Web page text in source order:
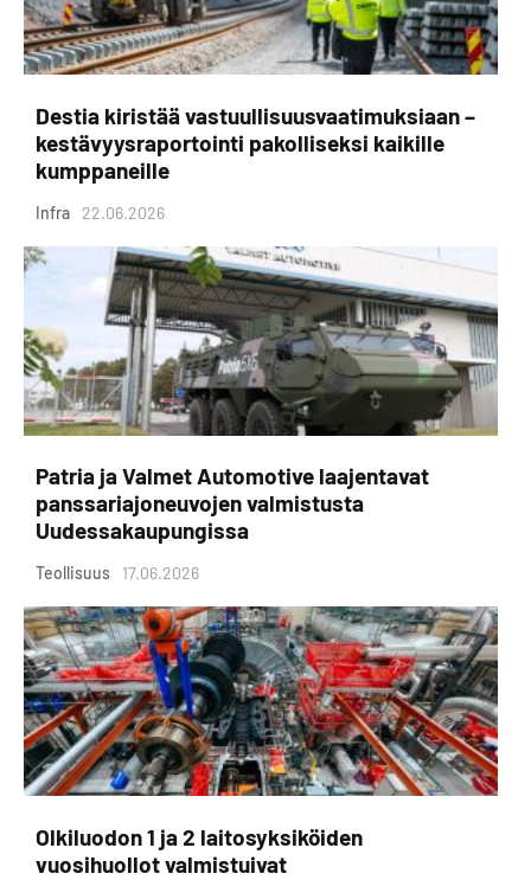
Destia kiristää vastuullisuusvaatimuksiaan –
kestävyysraportointi pakolliseksi kaikille
kumppaneille
Infra 22.06.2026
Patria ja Valmet Automotive laajentavat
panssariajoneuvojen valmistusta
Uudessakaupungissa
Teollisuus 17.06.2026
Olkiluodon 1 ja 2 laitosyksiköiden
vuosihuollot valmistuivat